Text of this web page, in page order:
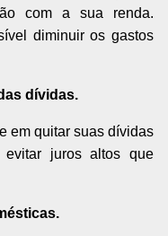
com a sua renda.
diminuir os gastos
dívidas.
em quitar suas dívidas
juros altos que